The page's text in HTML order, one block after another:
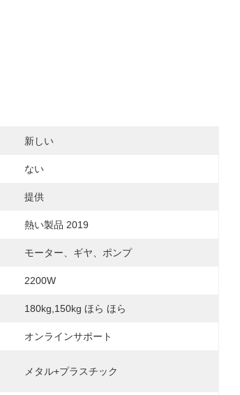
新しい
ない
提供
熱い製品 2019
モーター、ギヤ、ポンプ
2200W
180kg,150kg ほら ほら
オンラインサポート
メタル+プラスチック